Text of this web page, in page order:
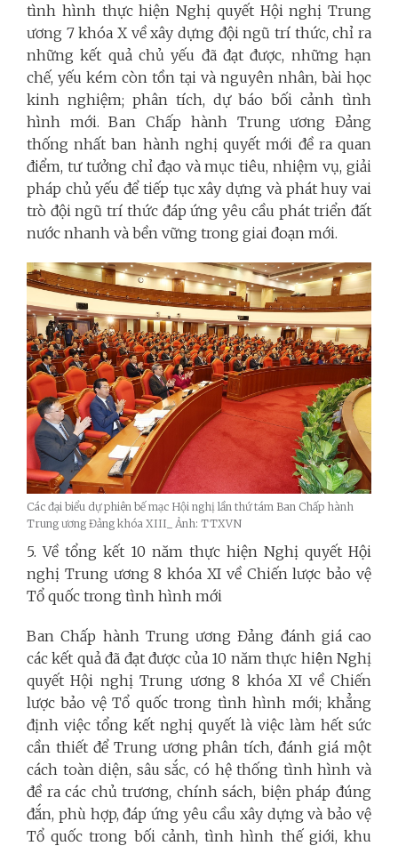
tình hình thực hiện Nghị quyết Hội nghị Trung
ương 7 khóa X về xây dựng đội ngũ trí thức, chỉ ra
những kết quả chủ yếu đã đạt được, những hạn
chế, yếu kém còn tồn tại và nguyên nhân, bài học
kinh nghiệm; phân tích, dự báo bối cảnh tình
hình mới. Ban Chấp hành Trung ương Đảng
thống nhất ban hành nghị quyết mới đề ra quan
điểm, tư tưởng chỉ đạo và mục tiêu, nhiệm vụ, giải
pháp chủ yếu để tiếp tục xây dựng và phát huy vai
trò đội ngũ trí thức đáp ứng yêu cầu phát triển đất
nước nhanh và bền vững trong giai đoạn mới.
Các đại biểu dự phiên bế mạc Hội nghị lần thứ tám Ban Chấp hành
Trung ương Đảng khóa XIII_ Ảnh: TTXVN
5. Về tổng kết 10 năm thực hiện Nghị quyết Hội
nghị Trung ương 8 khóa XI về Chiến lược bảo vệ
Tổ quốc trong tình hình mới
Ban Chấp hành Trung ương Đảng đánh giá cao
các kết quả đã đạt được của 10 năm thực hiện Nghị
quyết Hội nghị Trung ương 8 khóa XI về Chiến
lược bảo vệ Tổ quốc trong tình hình mới; khẳng
định việc tổng kết nghị quyết là việc làm hết sức
cần thiết để Trung ương phân tích, đánh giá một
cách toàn diện, sâu sắc, có hệ thống tình hình và
đề ra các chủ trương, chính sách, biện pháp đúng
đắn, phù hợp, đáp ứng yêu cầu xây dựng và bảo vệ
Tổ quốc trong bối cảnh, tình hình thế giới, khu